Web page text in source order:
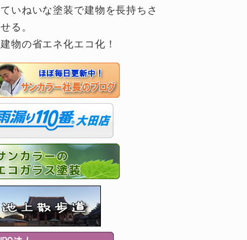
ていねいな塗装で建物を長持ちさ
せる。
建物の省エネ化エコ化！